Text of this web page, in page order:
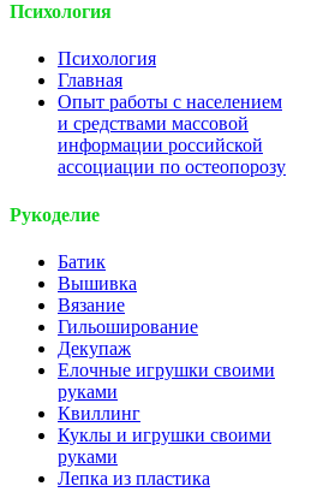
Психология
Психология
Главная
Опыт работы с населением
и средствами массовой
информации российской
ассоциации по остеопорозу
Рукоделие
Батик
Вышивка
Вязание
Гильоширование
Декупаж
Елочные игрушки своими
руками
Квиллинг
Куклы и игрушки своими
руками
Лепка из пластика